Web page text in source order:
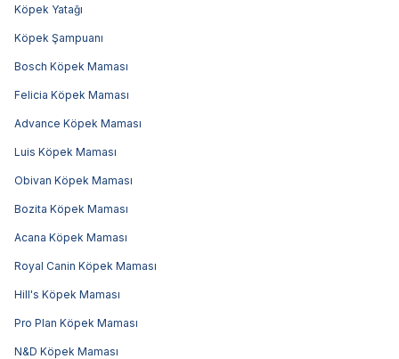
Köpek Yatağı
Köpek Şampuanı
Bosch Köpek Maması
Felicia Köpek Maması
Advance Köpek Maması
Luis Köpek Maması
Obivan Köpek Maması
Bozita Köpek Maması
Acana Köpek Maması
Royal Canin Köpek Maması
Hill's Köpek Maması
Pro Plan Köpek Maması
N&D Köpek Maması